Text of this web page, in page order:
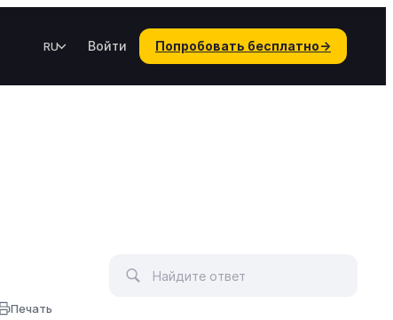
RU Войти Попробовать бесплатно→
Печать